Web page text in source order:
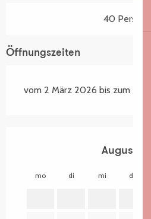
40
Öffnungszeiten
vom 2 März 2026 bis zum 29
August
mo di mi do